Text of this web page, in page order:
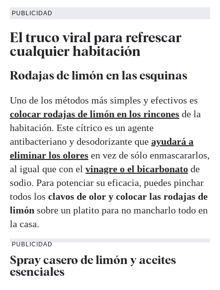
PUBLICIDAD
El truco viral para refrescar
cualquier habitación
Rodajas de limón en las esquinas
Uno de los métodos más simples y efectivos es
colocar rodajas de limón en los rincones de la
habitación. Este cítrico es un agente
antibacteriano y desodorizante que ayudará a
eliminar los olores en vez de sólo enmascararlos,
al igual que con el vinagre o el bicarbonato de
sodio. Para potenciar su eficacia, puedes pinchar
todos los clavos de olor y colocar las rodajas de
limón sobre un platito para no mancharlo todo en
la casa.
PUBLICIDAD
Spray casero de limón y aceites
esenciales